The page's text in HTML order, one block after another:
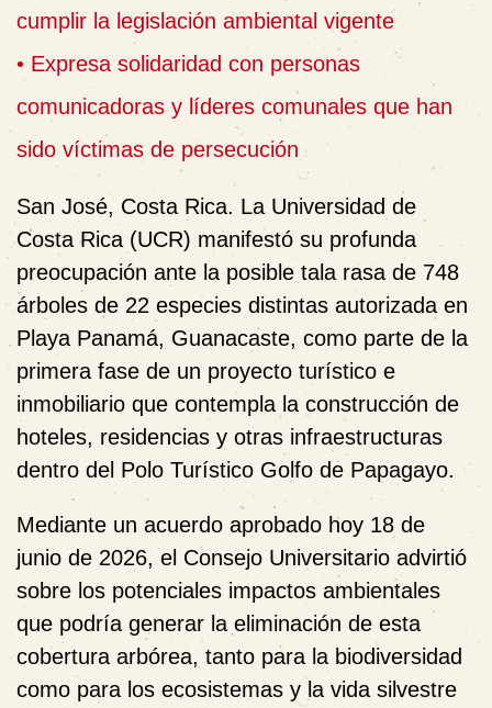
cumplir la legislación ambiental vigente
• Expresa solidaridad con personas
comunicadoras y líderes comunales que han
sido víctimas de persecución
San José, Costa Rica. La Universidad de
Costa Rica (UCR) manifestó su profunda
preocupación ante la posible tala rasa de 748
árboles de 22 especies distintas autorizada en
Playa Panamá, Guanacaste, como parte de la
primera fase de un proyecto turístico e
inmobiliario que contempla la construcción de
hoteles, residencias y otras infraestructuras
dentro del Polo Turístico Golfo de Papagayo.
Mediante un acuerdo aprobado hoy 18 de
junio de 2026, el Consejo Universitario advirtió
sobre los potenciales impactos ambientales
que podría generar la eliminación de esta
cobertura arbórea, tanto para la biodiversidad
como para los ecosistemas y la vida silvestre